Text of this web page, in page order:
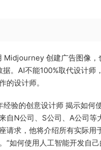
Midjourney 创建广告图像，
。AI不能100%取代设计师
的设计师。
经验的创意设计师 揭示如何
自N公司、S公司、A公司等
请求，他将介绍所有实际用
“如何使用人工智能开发自己